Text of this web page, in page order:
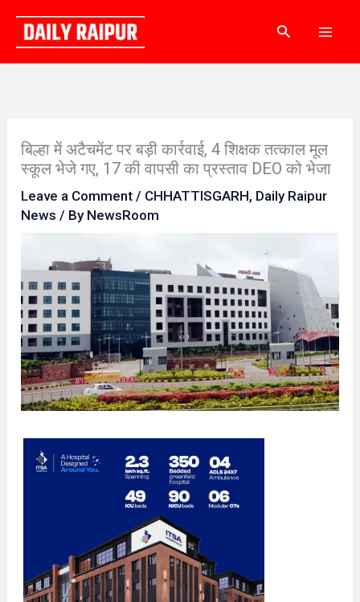
content
Search
बिल्हा में अटैचमेंट पर बड़ी कार्रवाई, 4 शिक्षक तत्काल मूल
स्कूल भेजे गए, 17 की वापसी का प्रस्ताव DEO को भेजा
Leave a Comment / CHHATTISGARH, Daily Raipur
News / By NewsRoom